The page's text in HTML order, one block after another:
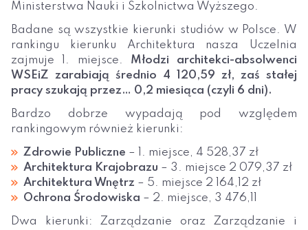
Ministerstwa Nauki i Szkolnictwa Wyższego.
Badane są wszystkie kierunki studiów w Polsce. W
rankingu kierunku Architektura nasza Uczelnia
zajmuje 1. miejsce. Młodzi architekci-absolwenci
WSEiZ zarabiają średnio 4 120,59 zł, zaś stałej
pracy szukają przez… 0,2 miesiąca (czyli 6 dni).
Bardzo dobrze wypadają pod względem
rankingowym również kierunki:
Zdrowie Publiczne – 1. miejsce, 4 528,37 zł
Architektura Krajobrazu – 3. miejsce 2 079,37 zł
Architektura Wnętrz – 5. miejsce 2 164,12 zł
Ochrona Środowiska – 2. miejsce, 3 476,11
Dwa kierunki: Zarządzanie oraz Zarządzanie i